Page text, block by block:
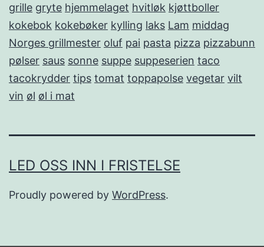
grille gryte hjemmelaget hvitløk kjøttboller
kokebok kokebøker kylling laks Lam middag
Norges grillmester oluf pai pasta pizza pizzabunn
pølser saus sonne suppe suppeserien taco
tacokrydder tips tomat toppapolse vegetar vilt
vin øl øl i mat
LED OSS INN I FRISTELSE
Proudly powered by WordPress.